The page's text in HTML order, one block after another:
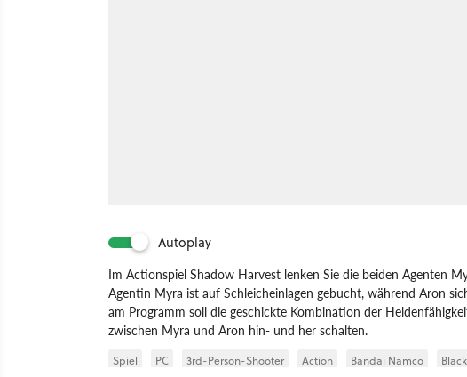
Autoplay
Im Actionspiel Shadow Harvest lenken Sie die beiden Agenten
Agentin Myra ist auf Schleicheinlagen gebucht, während Aron
am Programm soll die geschickte Kombination der
zwischen Myra und Aron hin- und her schalten.
Spiel PC 3rd-Person-Shooter Action Bandai Namco